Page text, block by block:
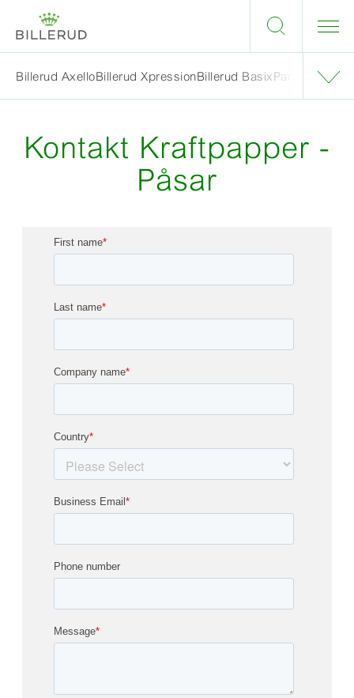
Billerud AxelloBillerud XpressionBillerud BasixPackaging
Kontakt Kraftpapper -
Påsar